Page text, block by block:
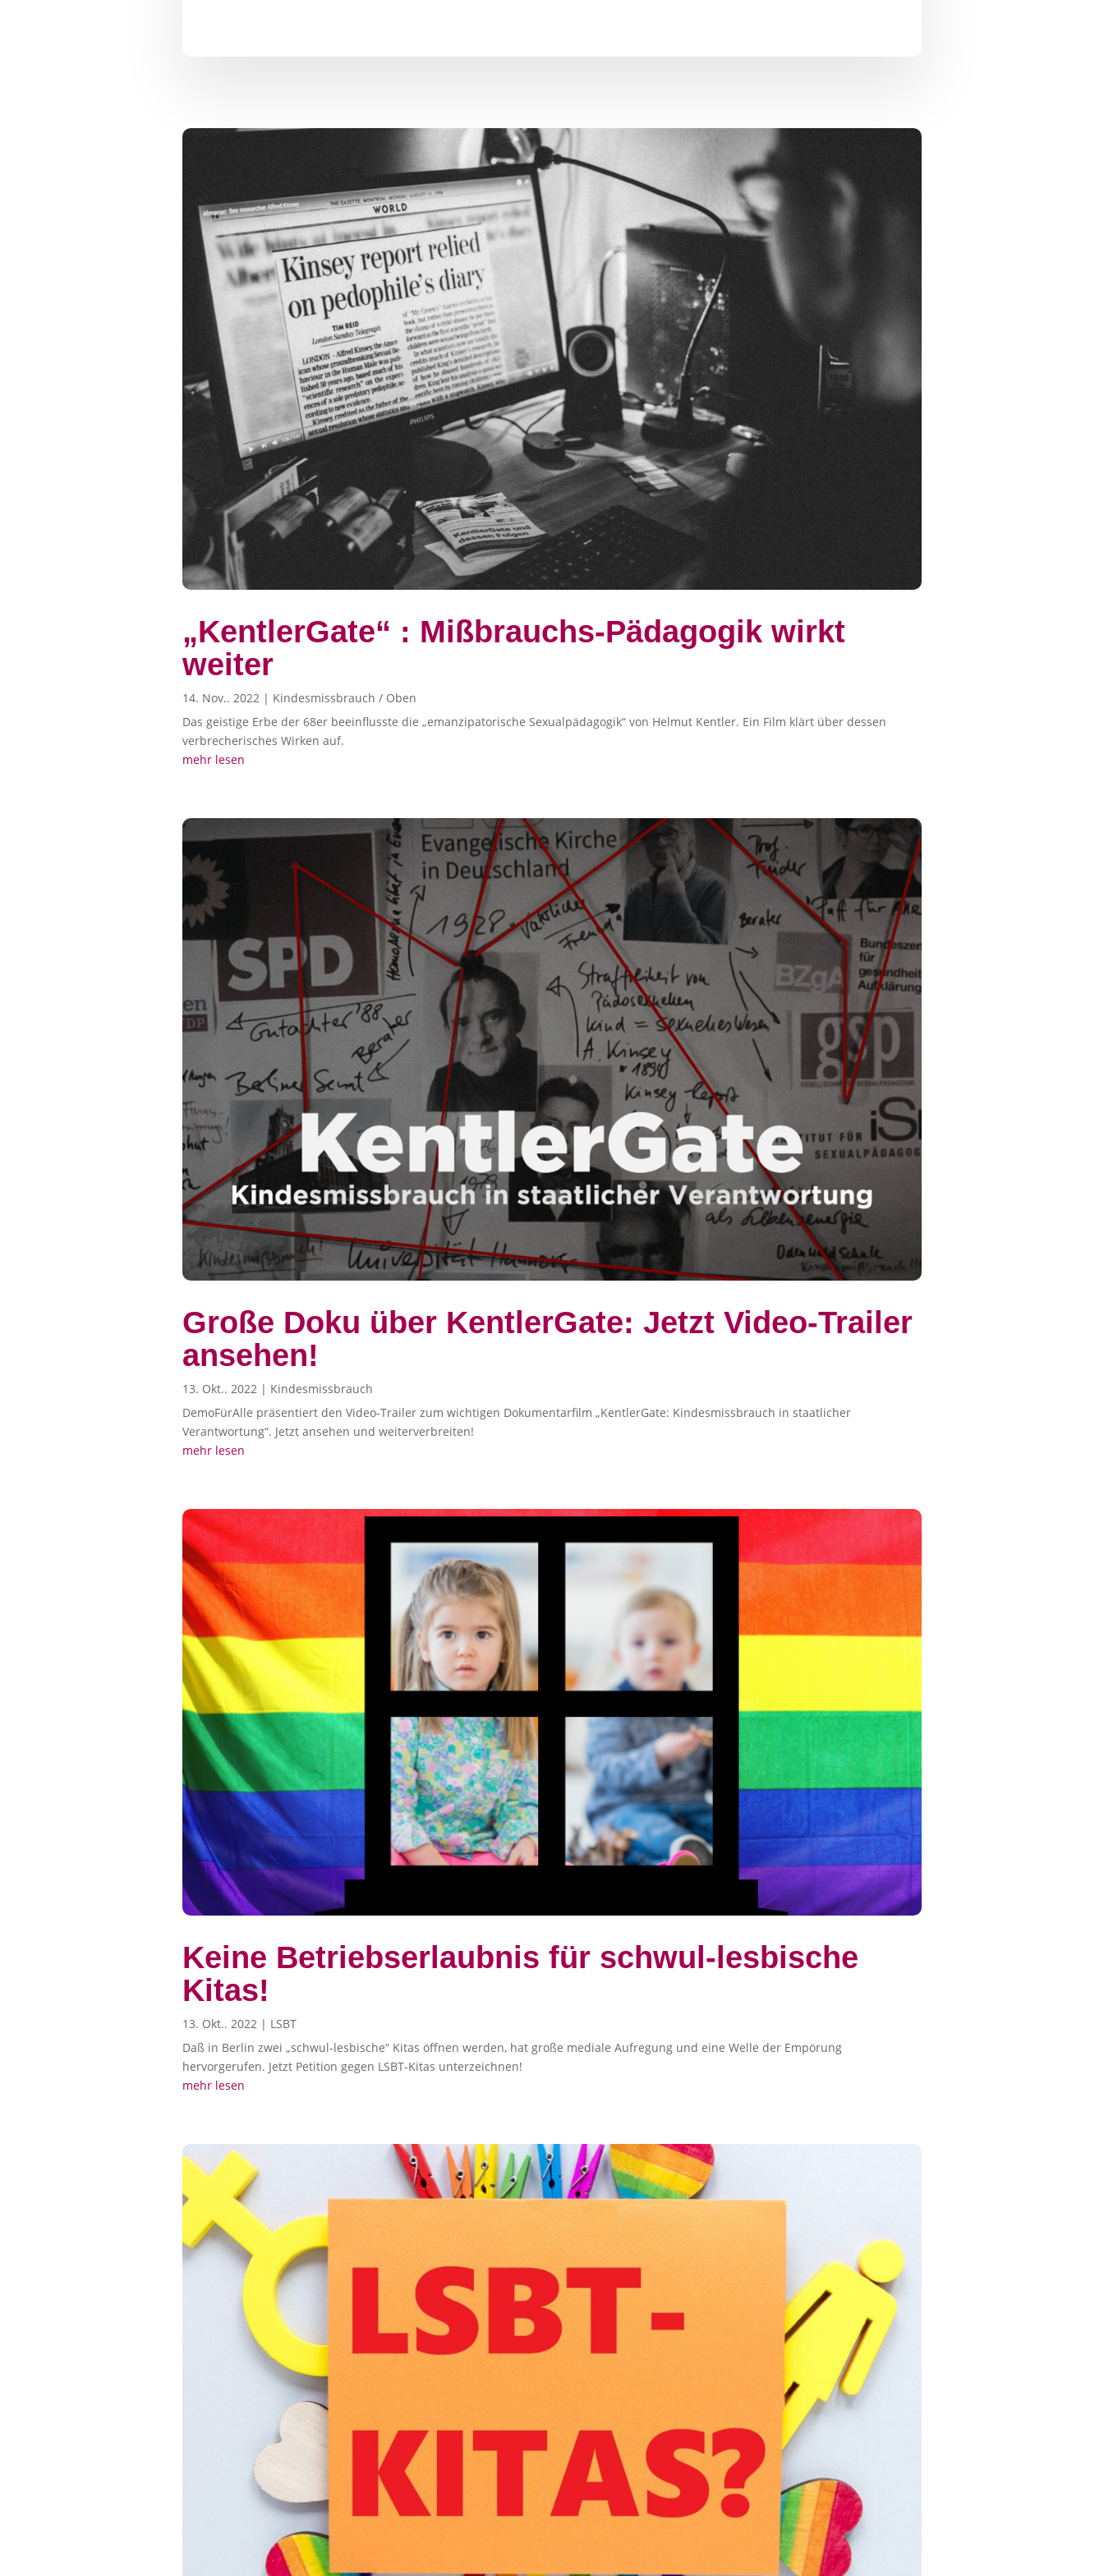
„KentlerGate“ : Mißbrauchs-Pädagogik wirkt
weiter
14. Nov.. 2022 | Kindesmissbrauch / Oben
Das geistige Erbe der 68er beeinflusste die „emanzipatorische Sexualpädagogik“ von Helmut Kentler. Ein Film klärt über dessen
verbrecherisches Wirken auf.
mehr lesen
Große Doku über KentlerGate: Jetzt Video-Trailer
ansehen!
13. Okt.. 2022 | Kindesmissbrauch
DemoFürAlle präsentiert den Video-Trailer zum wichtigen Dokumentarfilm „KentlerGate: Kindesmissbrauch in staatlicher
Verantwortung“. Jetzt ansehen und weiterverbreiten!
mehr lesen
Keine Betriebserlaubnis für schwul-lesbische
Kitas!
13. Okt.. 2022 | LSBT
Daß in Berlin zwei „schwul-lesbische“ Kitas öffnen werden, hat große mediale Aufregung und eine Welle der Empörung
hervorgerufen. Jetzt Petition gegen LSBT-Kitas unterzeichnen!
mehr lesen